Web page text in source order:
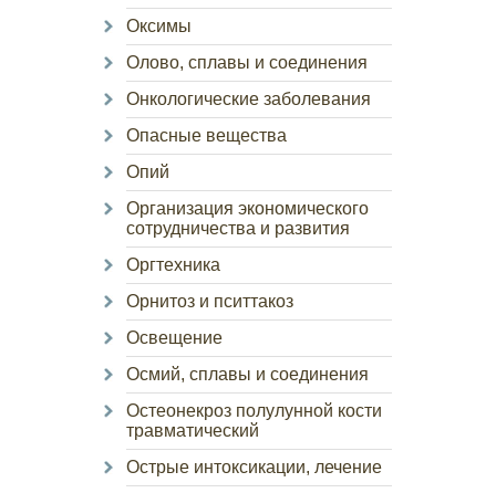
Оксимы
Олово, сплавы и соединения
Онкологические заболевания
Опасные вещества
Опий
Организация экономического
сотрудничества и развития
Оргтехника
Орнитоз и пситтакоз
Освещение
Осмий, сплавы и соединения
Остеонекроз полулунной кости
травматический
Острые интоксикации, лечение